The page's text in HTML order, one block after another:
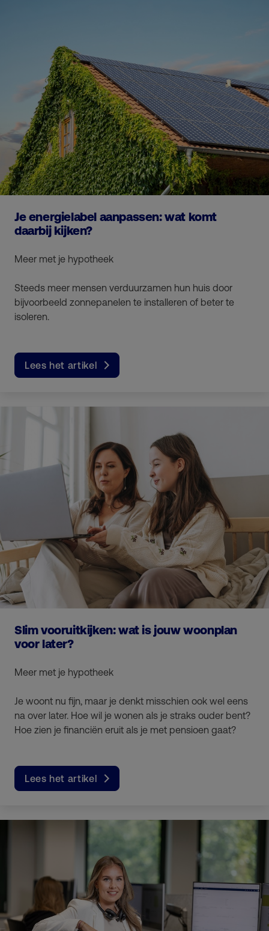
Je energielabel aanpassen: wat komt
daarbij kijken?
Meer met je hypotheek
Steeds meer mensen verduurzamen hun huis door
bijvoorbeeld zonnepanelen te installeren of beter te
isoleren.
Lees het artikel
Slim vooruitkijken: wat is jouw woonplan
voor later?
Meer met je hypotheek
Je woont nu fijn, maar je denkt misschien ook wel eens
na over later. Hoe wil je wonen als je straks ouder bent?
Hoe zien je financiën eruit als je met pensioen gaat?
Lees het artikel